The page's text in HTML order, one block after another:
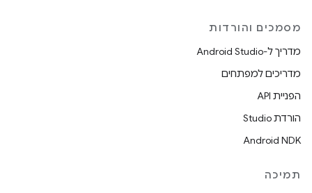
מסמכים והורדות
מדריך ל-Android Studio
מדריכים למפתחים
הפניית API
הורדת Studio
Android NDK
תמיכה